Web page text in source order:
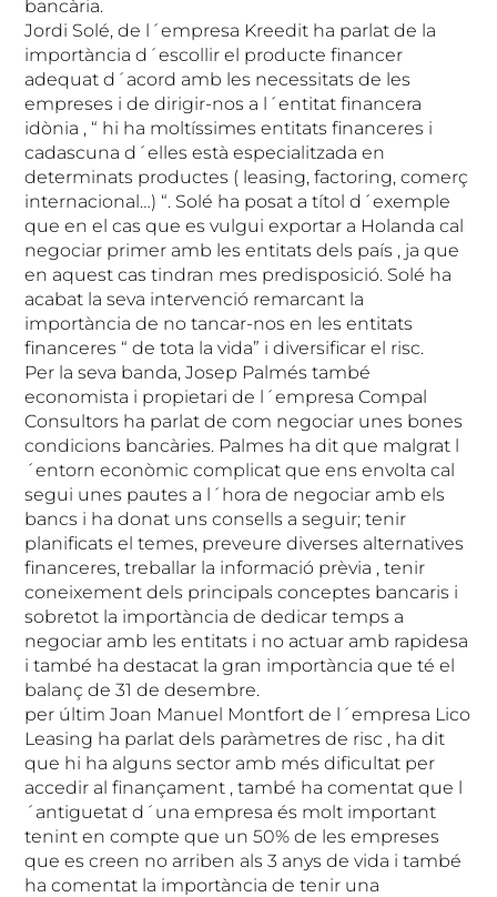
bancària.
Jordi Solé, de l´empresa Kreedit ha parlat de la
importància d´escollir el producte financer
adequat d´acord amb les necessitats de les
empreses i de dirigir-nos a l´entitat financera
idònia , “ hi ha moltíssimes entitats financeres i
cadascuna d´elles està especialitzada en
determinats productes ( leasing, factoring, comerç
internacional…) “. Solé ha posat a títol d´exemple
que en el cas que es vulgui exportar a Holanda cal
negociar primer amb les entitats dels país , ja que
en aquest cas tindran mes predisposició. Solé ha
acabat la seva intervenció remarcant la
importància de no tancar-nos en les entitats
financeres “ de tota la vida” i diversificar el risc.
Per la seva banda, Josep Palmés també
economista i propietari de l´empresa Compal
Consultors ha parlat de com negociar unes bones
condicions bancàries. Palmes ha dit que malgrat l
´entorn econòmic complicat que ens envolta cal
segui unes pautes a l´hora de negociar amb els
bancs i ha donat uns consells a seguir; tenir
planificats el temes, preveure diverses alternatives
financeres, treballar la informació prèvia , tenir
coneixement dels principals conceptes bancaris i
sobretot la importància de dedicar temps a
negociar amb les entitats i no actuar amb rapidesa
i també ha destacat la gran importància que té el
balanç de 31 de desembre.
per últim Joan Manuel Montfort de l´empresa Lico
Leasing ha parlat dels paràmetres de risc , ha dit
que hi ha alguns sector amb més dificultat per
accedir al finançament , també ha comentat que l
´antiguetat d´una empresa és molt important
tenint en compte que un 50% de les empreses
que es creen no arriben als 3 anys de vida i també
ha comentat la importància de tenir una